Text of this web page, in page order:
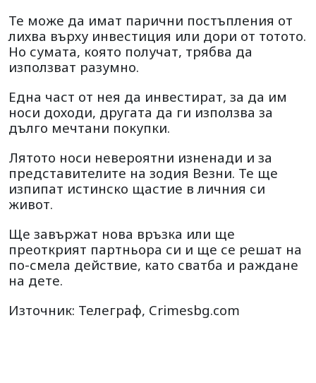
Те може да имат парични постъпления от
лихва върху инвестиция или дори от тотото.
Но сумата, която получат, трябва да
използват разумно.
Една част от нея да инвестират, за да им
носи доходи, другата да ги използва за
дълго мечтани покупки.
Лятото носи невероятни изненади и за
представителите на зодия Везни. Те ще
изпипат истинско щастие в личния си
живот.
Ще завържат нова връзка или ще
преоткрият партньора си и ще се решат на
по-смела действие, като сватба и раждане
на дете.
Източник: Телеграф, Crimesbg.com